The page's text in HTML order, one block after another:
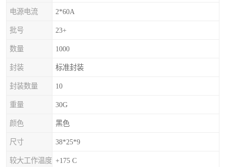
电源电流 2*60A
批号 23+
数量 1000
封装 标准封装
封装数量 10
重量 30G
颜色 黑色
尺寸 38*25*9
较大工作温度 +175 C